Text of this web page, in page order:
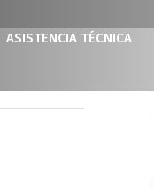
ASISTENCIA TÉCNICA